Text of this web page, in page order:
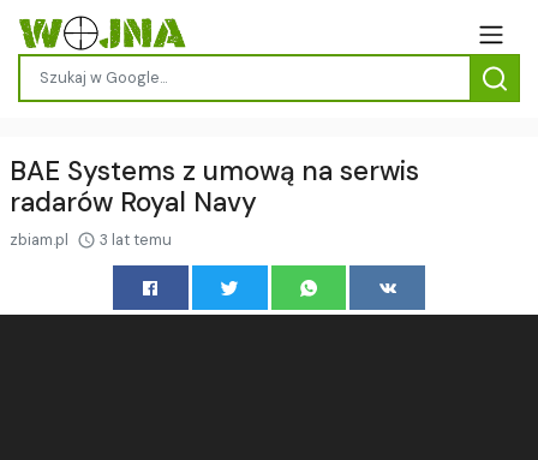
BAE Systems z umową na serwis
radarów Royal Navy
zbiam.pl 3 lat temu